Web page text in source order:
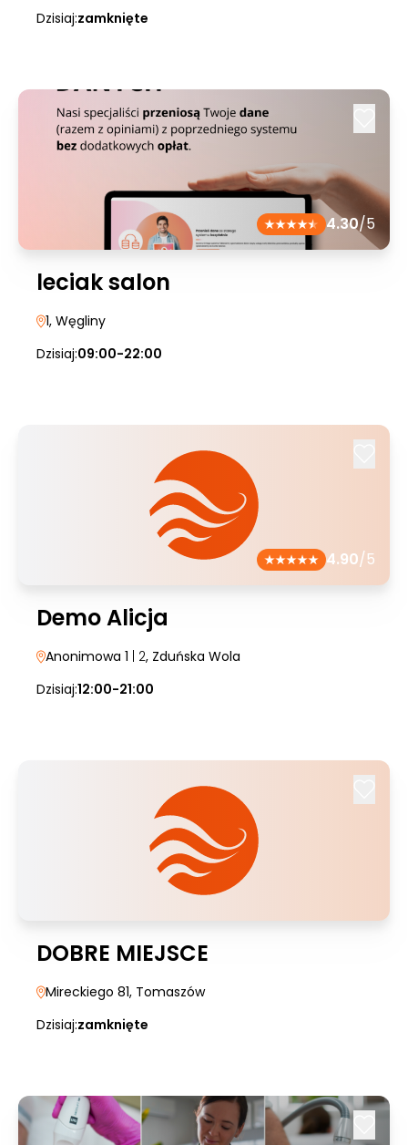
Dzisiaj:zamknięte
4.30/5
leciak salon
1, Węgliny
Dzisiaj:09:00-22:00
4.90/5
Demo Alicja
Anonimowa 1 | 2, Zduńska Wola
Dzisiaj:12:00-21:00
DOBRE MIEJSCE
Mireckiego 81, Tomaszów
Dzisiaj:zamknięte